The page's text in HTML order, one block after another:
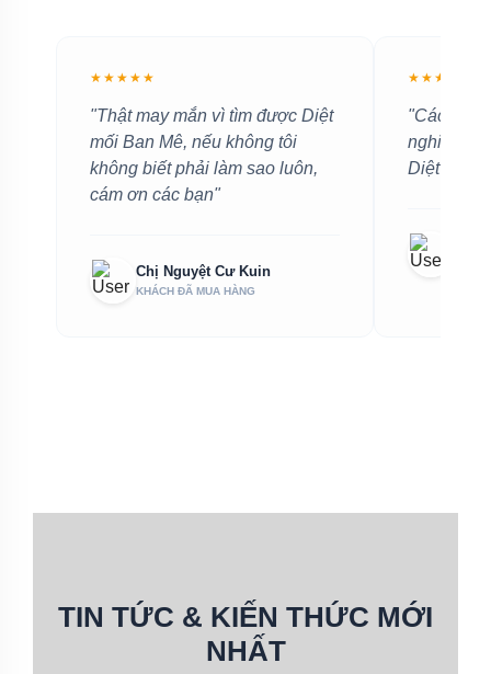
★★★★★
"Thật may mắn vì tìm được Diệt
mối Ban Mê, nếu không tôi
không biết phải làm sao luôn,
cám ơn các bạn"
Chị Nguyệt Cư Kuin
KHÁCH ĐÃ MUA HÀNG
★★★★★
"Các bạn
nghiệp và
Diệt mối
TIN TỨC & KIẾN THỨC MỚI
NHẤT